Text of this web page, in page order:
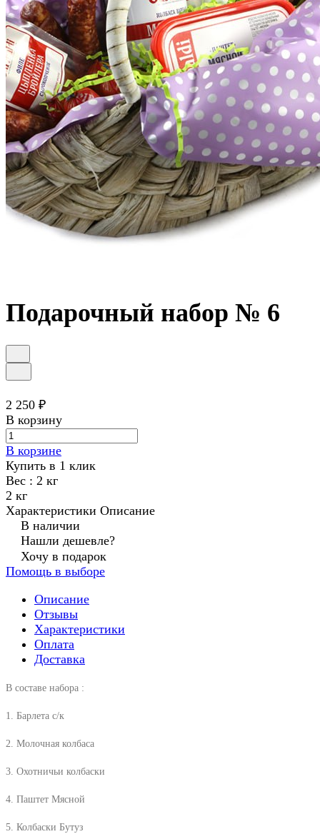
Подарочный набор № 6
Подарочный набор № 6
2 250 ₽
В корзину
В корзине
Купить в 1 клик
Вес : 2 кг
2 кг
Характеристики Описание
В наличии
Нашли дешевле?
Хочу в подарок
Помощь в выборе
Описание
Отзывы
Характеристики
Оплата
Доставка
В составе набора :
1. Барлета с/к
2. Молочная колбаса
3. Охотничьи колбаски
4. Паштет Мясной
5. Колбаски Бутуз